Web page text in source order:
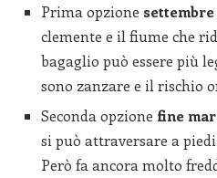
Prima opzione settembre
clemente e il fiume che
bagaglio può essere più
sono zanzare e il rischio
Seconda opzione fine
si può attraversare a
Però fa ancora molto